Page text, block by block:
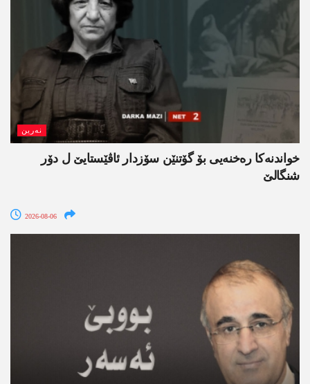
نەرین
خواندنه‌كا رەخنەیی بۆ گۆتنێن سۆزدار ئاڤێستایێ ل دۆر
شنگالێ
2026-08-06